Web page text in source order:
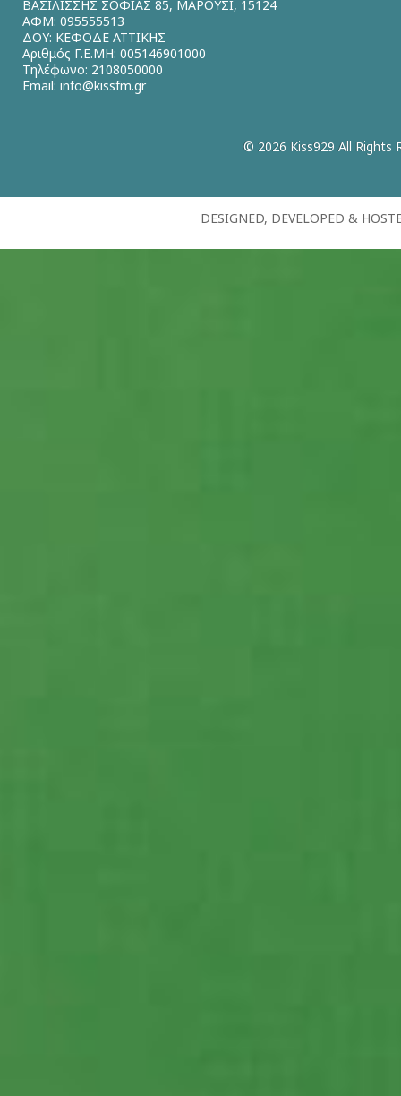
ΒΑΣΙΛΙΣΣΗΣ ΣΟΦΙΑΣ 85, ΜΑΡΟΥΣΙ, 15124
ΑΦΜ: 095555513
ΔΟΥ: ΚΕΦΟΔΕ ΑΤΤΙΚΗΣ
Αριθμός Γ.Ε.ΜΗ: 005146901000
Τηλέφωνο: 2108050000
Email: info@kissfm.gr
© 2026 Kiss929 All Rights
DESIGNED, DEVELOPED &